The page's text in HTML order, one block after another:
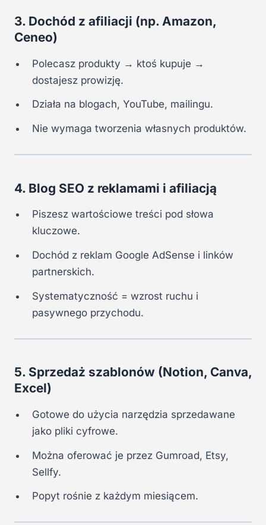
3. Dochód z afiliacji (np. Amazon,
Ceneo)
Polecasz produkty → ktoś kupuje →
dostajesz prowizję.
Działa na blogach, YouTube, mailingu.
Nie wymaga tworzenia własnych produktów.
4. Blog SEO z reklamami i afiliacją
Piszesz wartościowe treści pod słowa
kluczowe.
Dochód z reklam Google AdSense i linków
partnerskich.
Systematyczność = wzrost ruchu i
pasywnego przychodu.
5. Sprzedaż szablonów (Notion, Canva,
Excel)
Gotowe do użycia narzędzia sprzedawane
jako pliki cyfrowe.
Można oferować je przez Gumroad, Etsy,
Sellfy.
Popyt rośnie z każdym miesiącem.